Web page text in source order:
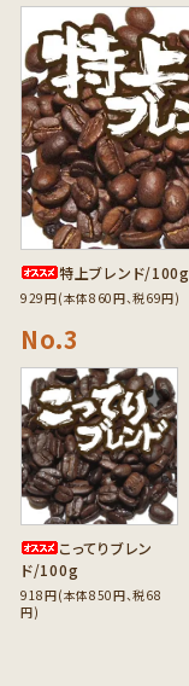
特上ブレンド/100g
929円(本体860円、税69円)
こってりブレン
ド/100g
918円(本体850円、税68
円)
favorite